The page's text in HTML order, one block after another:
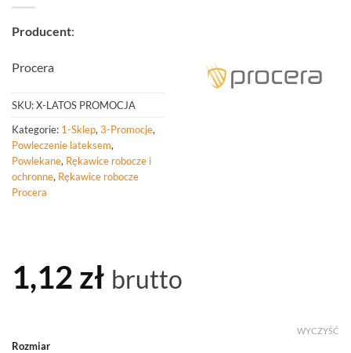
Producent:
Procera
SKU:X-LATOS PROMOCJA
Kategorie: 1-Sklep,3-Promocje,
Powleczenie lateksem,
Powlekane, Rękawice robocze i
ochronne, Rękawice robocze
Procera
1,12 zł brutto
Rozmiar
WYCZYŚĆ